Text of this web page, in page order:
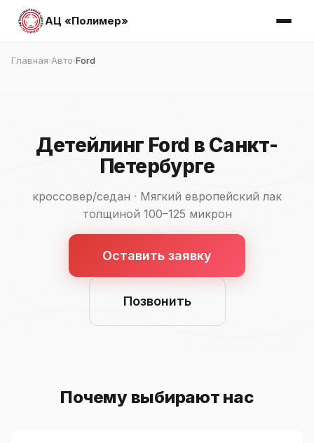
АЦ «Полимер»
Главная›Авто›Ford
Детейлинг Ford в Санкт-
Петербурге
кроссовер/седан · Мягкий европейский лак
толщиной 100–125 микрон
Оставить заявку
Позвонить
Почему выбирают нас